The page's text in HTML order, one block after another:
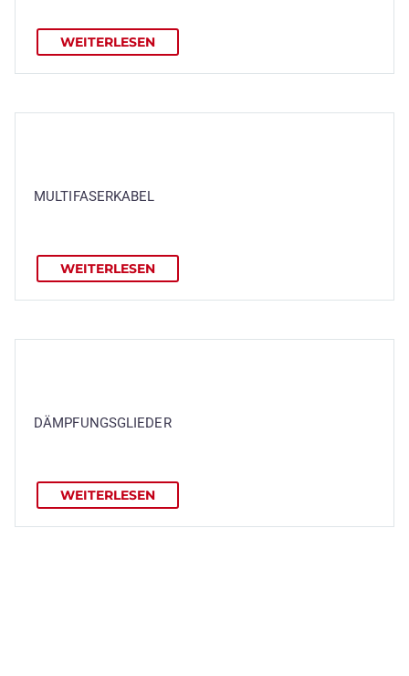
WEITERLESEN
MULTIFASERKABEL
WEITERLESEN
DÄMPFUNGSGLIEDER
WEITERLESEN